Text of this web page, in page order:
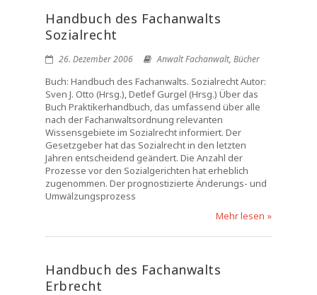
Handbuch des Fachanwalts
Sozialrecht
26. Dezember 2006 Anwalt Fachanwalt, Bücher
Buch: Handbuch des Fachanwalts. Sozialrecht Autor:
Sven J. Otto (Hrsg.), Detlef Gurgel (Hrsg.) Über das
Buch Praktikerhandbuch, das umfassend über alle
nach der Fachanwaltsordnung relevanten
Wissensgebiete im Sozialrecht informiert. Der
Gesetzgeber hat das Sozialrecht in den letzten
Jahren entscheidend geändert. Die Anzahl der
Prozesse vor den Sozialgerichten hat erheblich
zugenommen. Der prognostizierte Änderungs- und
Umwälzungsprozess
Mehr lesen »
Handbuch des Fachanwalts
Erbrecht